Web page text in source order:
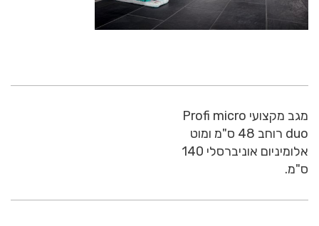
מגב מקצועי Profi micro
duo רוחב 48 ס"מ ומוט
אלומיניום אוניברסלי 140
ס"מ.